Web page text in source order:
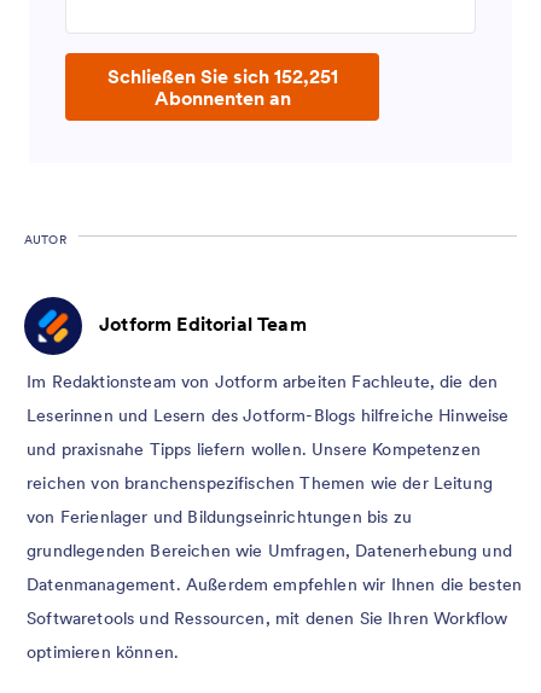
Schließen Sie sich 152,251
Abonnenten an
AUTOR
Jotform Editorial Team
Im Redaktionsteam von Jotform arbeiten Fachleute, die den
Leserinnen und Lesern des Jotform-Blogs hilfreiche Hinweise
und praxisnahe Tipps liefern wollen. Unsere Kompetenzen
reichen von branchenspezifischen Themen wie der Leitung
von Ferienlager und Bildungseinrichtungen bis zu
grundlegenden Bereichen wie Umfragen, Datenerhebung und
Datenmanagement. Außerdem empfehlen wir Ihnen die besten
Softwaretools und Ressourcen, mit denen Sie Ihren Workflow
optimieren können.